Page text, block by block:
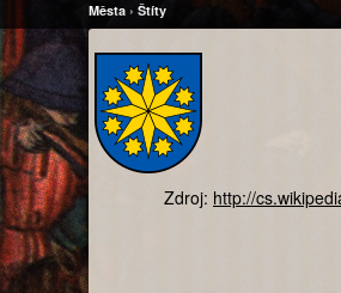
Města › Štíty
Zdroj: http://